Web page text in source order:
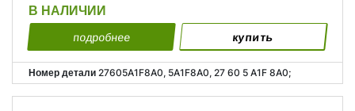
В НАЛИЧИИ
подробнее купить
Номер детали 27605A1F8A0, 5A1F8A0, 27 60 5 A1F 8A0;